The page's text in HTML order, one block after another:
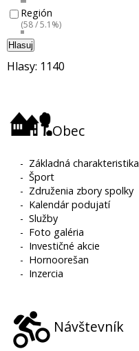
Región
(58 / 5.1%)
Hlasuj
Hlasy: 1140
Obec
- Základná charakteristika
-Šport
- Združenia zbory spolky
- Kalendár podujatí
-Služby
- Foto galéria
- Investičné akcie
- Hornoorešan
- Inzercia
Návštevník